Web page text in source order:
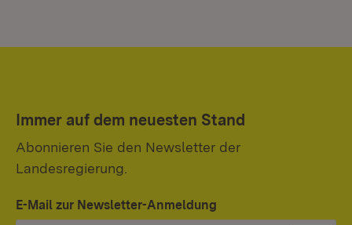
Immer auf dem neuesten Stand
Abonnieren Sie den Newsletter der
Landesregierung.
E-Mail zur Newsletter-Anmeldung